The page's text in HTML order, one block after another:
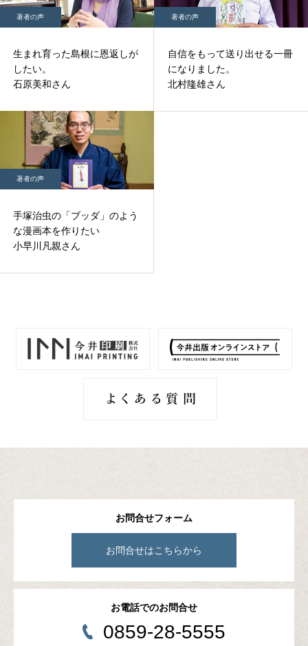
著者の声
生まれ育った島根に恩返しが
したい。
石原美和さん
著者の声
自信をもって送り出せる一冊
になりました。
北村隆雄さん
著者の声
手塚治虫の「ブッダ」のよう
な漫画本を作りたい
小早川凡親さん
お問合せフォーム
お問合せはこちらから
お電話でのお問合せ
0859-28-5555